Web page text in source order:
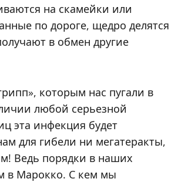
на скамейки или
по дороге, щедро делятся
в обмен другие
которым нас пугали в
любой серьезной
эта инфекция будет
для гибели ни мегатеракты,
Ведь порядки в наших
в Марокко. С кем мы